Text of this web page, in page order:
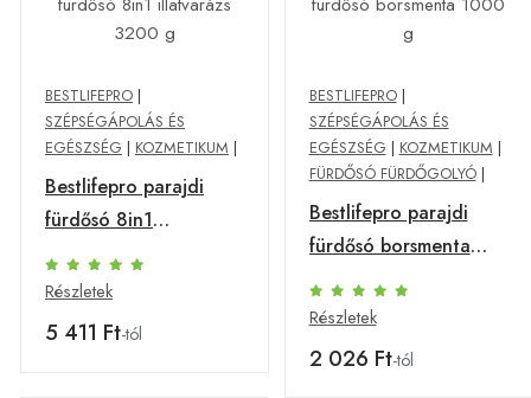
BESTLIFEPRO |
SZÉPSÉGÁPOLÁS ÉS
EGÉSZSÉG | KOZMETIKUM |
Bestlifepro parajdi
fürdősó 8in1
illatvarázs 3200 g
Részletek
5 411 Ft-tól
BESTLIFEPRO|
SZÉPSÉGÁPOLÁS ÉS
EGÉSZSÉG | KOZMETIKUM |
FÜRDŐSÓ FÜRDŐGOLYÓ|
Bestlifepro parajdi
fürdősó borsmenta
1000 g
Részletek
2 026 Ft-tól